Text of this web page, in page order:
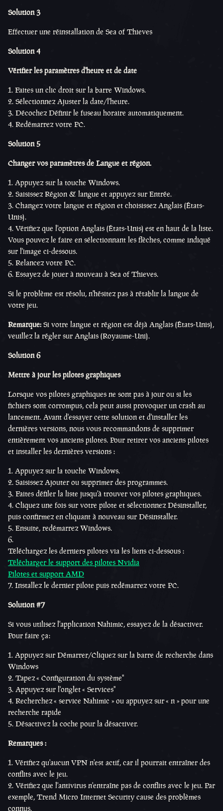
Solution 3
Effectuer une réinstallation de Sea of Thieves
Solution 4
Vérifier les paramètres d'heure et de date
Faites un clic droit sur la barre Windows.
Sélectionnez Ajuster la date/l'heure.
Décochez Définir le fuseau horaire automatiquement.
Redémarrez votre PC.
Solution 5
Changer vos paramètres de Langue et région.
Appuyez sur la touche Windows.
Saisissez Région & langue et appuyez sur Entrée.
Changez votre langue et région et choisissez Anglais (États-
Unis).
Vérifiez que l'option Anglais (États-Unis) est en haut de la liste.
Vous pouvez le faire en sélectionnant les flèches, comme indiqué
sur l'image ci-dessous.
Relancez votre PC.
Essayez de jouer à nouveau à Sea of Thieves.
Si le problème est résolu, n'hésitez pas à rétablir la langue de
votre jeu.
Remarque: Si votre langue et région est déjà Anglais (États-Unis),
veuillez la régler sur Anglais (Royaume-Uni).
Solution 6
Mettre à jour les pilotes graphiques
Lorsque vos pilotes graphiques ne sont pas à jour ou si les
fichiers sont corrompus, cela peut aussi provoquer un crash au
lancement. Avant d'essayer cette solution et d'installer les
dernières versions, nous vous recommandons de supprimer
entièrement vos anciens pilotes. Pour retirer vos anciens pilotes
et installer les dernières versions :
Appuyez sur la touche Windows.
Saisissez Ajouter ou supprimer des programmes.
Faites défiler la liste jusqu'à trouver vos pilotes graphiques.
Cliquez une fois sur votre pilote et sélectionnez Désinstaller,
puis confirmez en cliquant à nouveau sur Désinstaller.
Ensuite, redémarrez Windows.
Téléchargez les derniers pilotes via les liens ci-dessous :
Télécharger le support des pilotes Nvidia
Pilotes et support AMD
Installez le dernier pilote puis redémarrez votre PC.
Solution #7
Si vous utilisez l'application Nahimic, essayez de la désactiver.
Pour faire ça:
Appuyez sur Démarrer/Cliquez sur la barre de recherche dans
Windows
Tapez « Configuration du système"
Appuyez sur l'onglet « Services"
Recherchez « service Nahimic » ou appuyez sur « n » pour une
recherche rapide
Désactivez la coche pour la désactiver.
Remarques :
Vérifiez qu'aucun VPN n'est actif, car il pourrait entraîner des
conflits avec le jeu.
Vérifiez que l'antivirus n'entraîne pas de conflits avec le jeu. Par
exemple, Trend Micro Internet Security cause des problèmes
connus.